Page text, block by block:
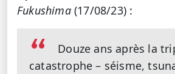
Fukushima (17/08/23) :
Douze ans après la
catastrophe – séisme,